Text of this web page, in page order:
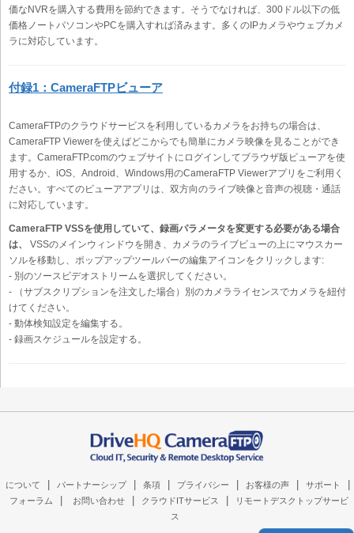
価なNVRを購入する費用を節約できます。そうでなければ、300ドル以下の低
価格ノートパソコンやPCを購入すれば済みます。多くのIPカメラやウェブカメ
ラに対応しています。
付録1：CameraFTPビューア
CameraFTPのクラウドサービスを利用しているカメラをお持ちの場合は、
CameraFTP Viewerを使えばどこからでも簡単にカメラ映像を見ることができ
ます。CameraFTP.comのウェブサイトにログインしてブラウザ版ビューアを使
用するか、iOS、Android、Windows用のCameraFTP Viewerアプリをご利用く
ださい。すべてのビューアアプリは、双方向のライブ映像と音声の視聴・通話
に対応しています。
CameraFTP VSSを使用していて、録画パラメータを変更する必要がある場合
は、
VSSのメインウィンドウを開き、カメラのライブビューの上にマウスカー
ソルを移動し、ポップアップツールバーの編集アイコンをクリックします:
- 別のソースビデオストリームを選択してください。
- （サブスクリプションを注文した場合）別のカメラライセンスでカメラを紐付
けてください。
- 動体検知設定を編集する。
- 録画スケジュールを設定する。
について パートナーシップ 条項 プライバシー お客様の声 サポート
フォーラム お問い合わせ クラウドITサービス
リモートデスクトップサービ
ス